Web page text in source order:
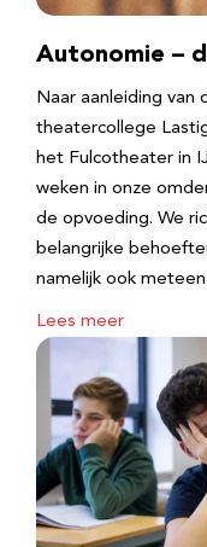
Autonomie –
Naar aanleiding van
theatercollege
het Fulcotheater in
weken in onze
de opvoeding. We
belangrijke
namelijk ook
Lees meer